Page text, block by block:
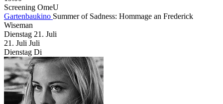
Screening OmeU
Gartenbaukino Summer of Sadness: Hommage an Frederick
Wiseman
Dienstag 21. Juli
21. Juli Juli
Dienstag Di